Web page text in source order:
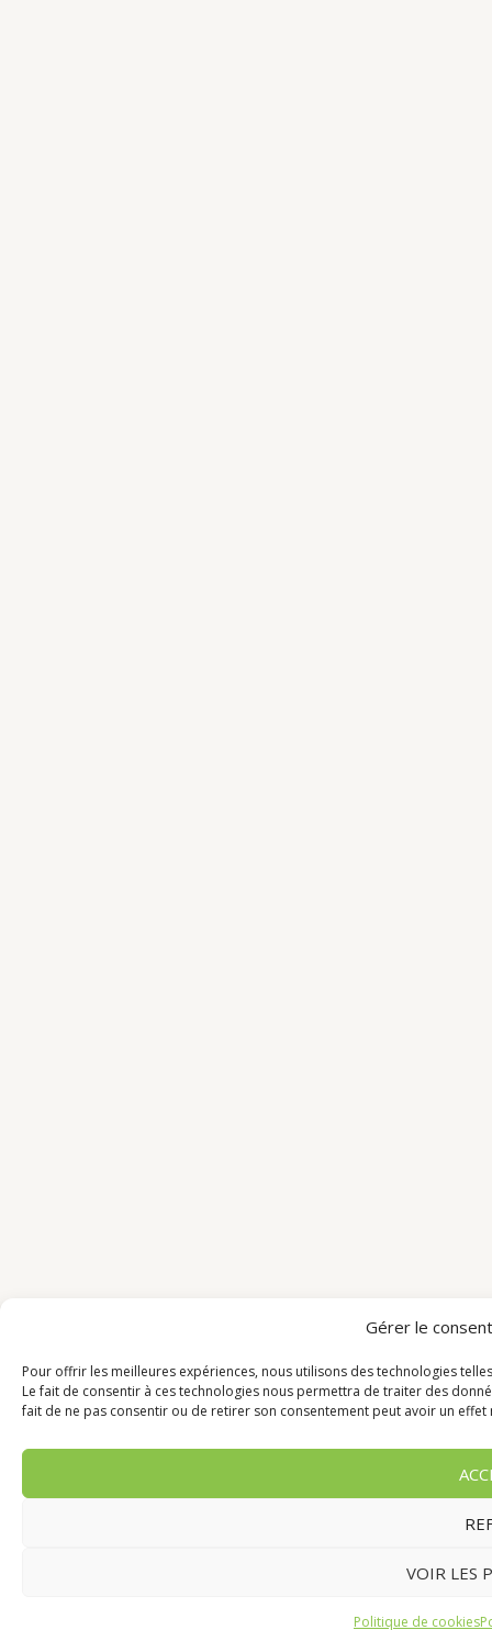
Gérer le
Pour offrir les meilleures expériences, nous utilisons des technologies
Le fait de consentir à ces technologies nous permettra de traiter des
fait de ne pas consentir ou de retirer son consentement peut avoir un
VOIR LES
Politique de cookies